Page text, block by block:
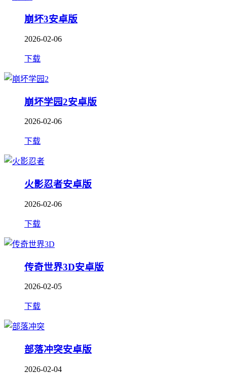
崩坏3安卓版
2026-02-06
下载
崩坏学园2安卓版
2026-02-06
下载
火影忍者安卓版
2026-02-06
下载
传奇世界3D安卓版
2026-02-05
下载
部落冲突安卓版
2026-02-04